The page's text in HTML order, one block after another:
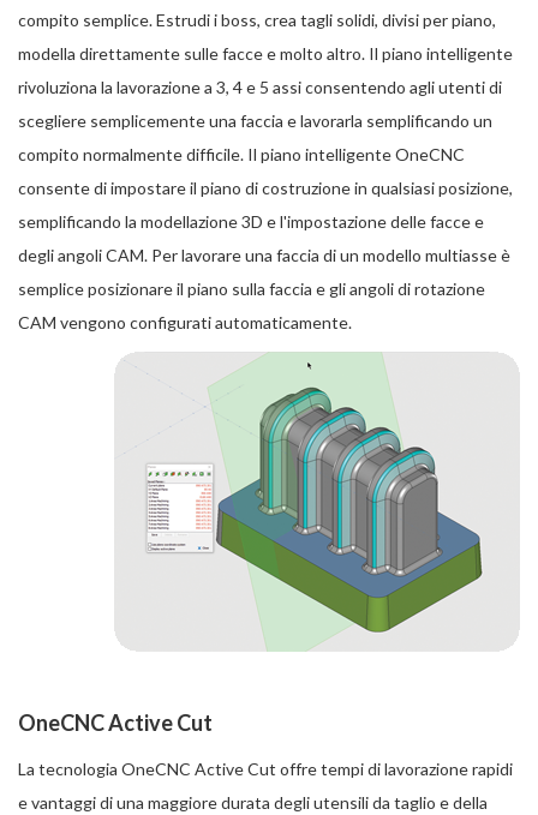
compito semplice. Estrudi i boss, crea tagli solidi, divisi per piano,
modella direttamente sulle facce e molto altro. Il piano intelligente
rivoluziona la lavorazione a 3, 4 e 5 assi consentendo agli utenti di
scegliere semplicemente una faccia e lavorarla semplificando un
compito normalmente difficile. Il piano intelligente OneCNC
consente di impostare il piano di costruzione in qualsiasi posizione,
semplificando la modellazione 3D e l'impostazione delle facce e
degli angoli CAM. Per lavorare una faccia di un modello multiasse è
semplice posizionare il piano sulla faccia e gli angoli di rotazione
CAM vengono configurati automaticamente.
OneCNC Active Cut
La tecnologia OneCNC Active Cut offre tempi di lavorazione rapidi
e vantaggi di una maggiore durata degli utensili da taglio e della